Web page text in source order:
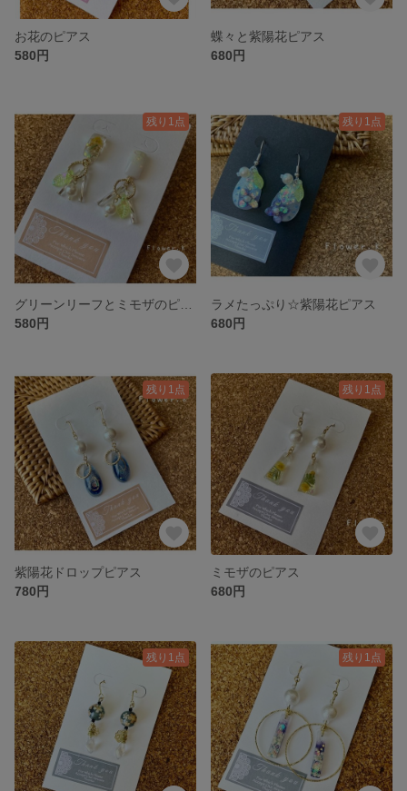
お花のピアス
580円
蝶々と紫陽花ピアス
680円
残り1点
580円
残り1点
ラメたっぷり☆紫陽花ピアス
680円
残り1点
紫陽花ドロップピアス
780円
残り1点
ミモザのピアス
680円
残り1点 残り1点